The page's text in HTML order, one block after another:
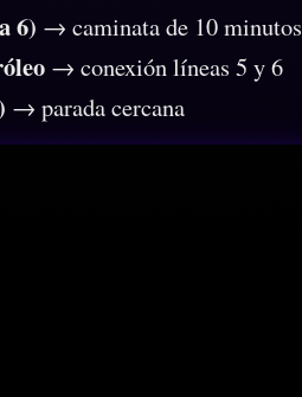
6) → caminata de 10 minutos
→ conexión líneas 5 y 6
→ parada cercana